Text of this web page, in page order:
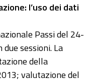
l’uso dei dati
Passi del 24-
sessioni. La
della
valutazione del